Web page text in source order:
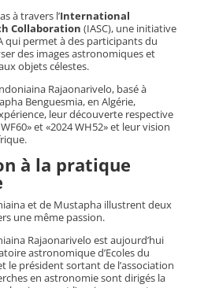
à travers l’International
Collaboration (IASC), une initiative
qui permet à des participants du
des images astronomiques et
objets célestes.
Rajaonarivelo, basé à
Benguesmia, en Algérie,
leur découverte respective
et «2024 WH52» et leur vision
à la pratique
et de Mustapha illustrent deux
une même passion.
Rajaonarivelo est aujourd’hui
astronomique d’Ecoles du
le président sortant de l’association
en astronomie sont dirigés la